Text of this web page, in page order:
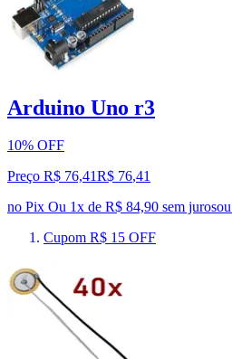
Arduino Uno r3
10% OFF
Preço R$ 76,41R$ 76,41
no Pix Ou 1x de R$ 84,90 sem jurosou
Cupom R$ 15 OFF